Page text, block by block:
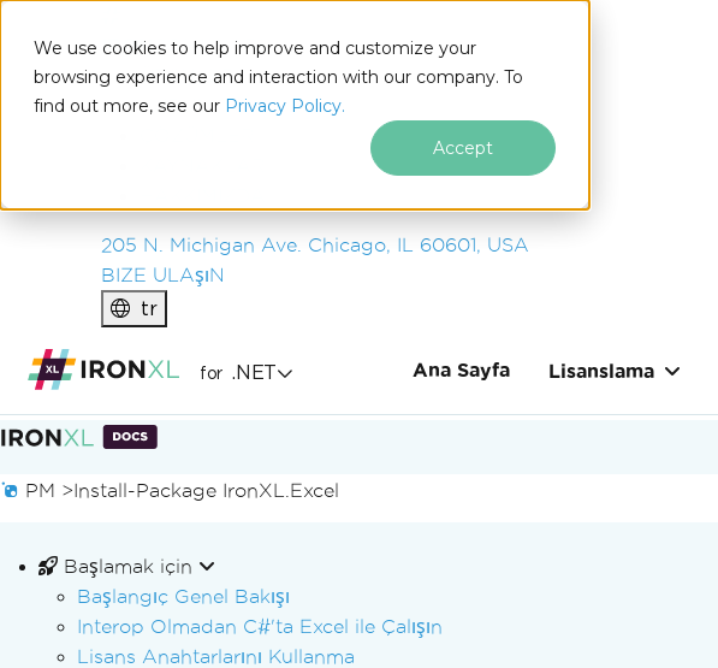
We use cookies to help improve and customize your
browsing experience and interaction with our company. To
find out more, see our Privacy Policy.
Accept
IRONSOFTWARE
ÜRüNLER
KURUM
205 N. Michigan Ave. Chicago, IL 60601, USA
BIZE ULAşıN
tr
for .NET Ana Sayfa Lisanslama
Altbilgi içeriğine atla
PM >Install-Package IronXL.Excel
Başlamak için
Başlangıç Genel Bakışı
Interop Olmadan C#'ta Excel ile Çalışın
Lisans Anahtarlarını Kullanma